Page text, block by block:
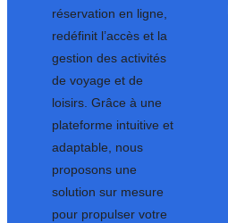
réservation en ligne,
redéfinit l’accès et la
gestion des activités
de voyage et de
loisirs. Grâce à une
plateforme intuitive et
adaptable, nous
proposons une
solution sur mesure
pour propulser votre